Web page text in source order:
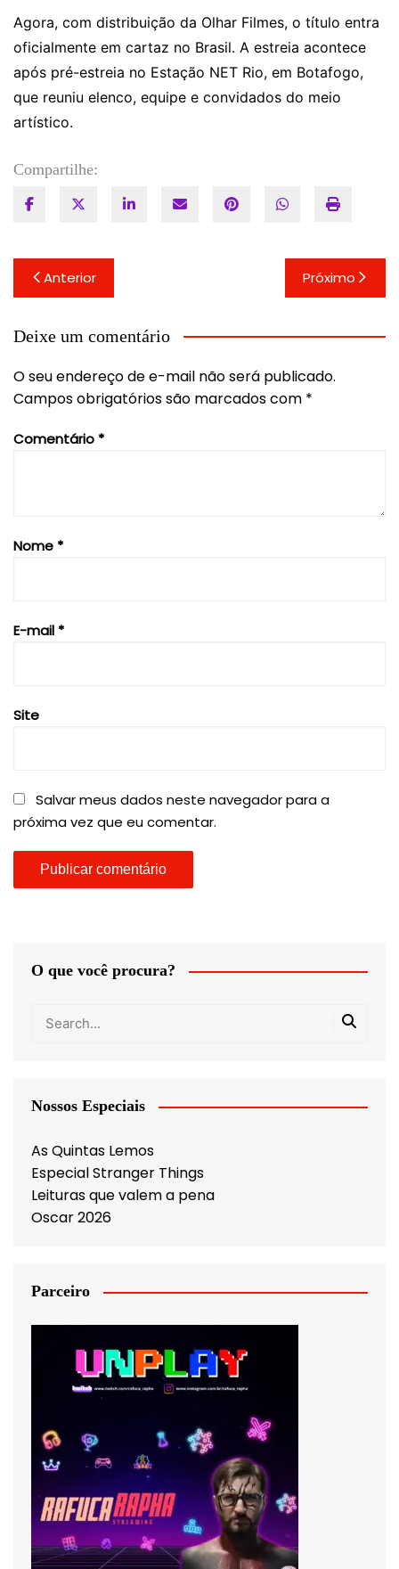
Agora, com distribuição da Olhar Filmes, o título entra
oficialmente em cartaz no Brasil. A estreia acontece
após pré-estreia no Estação NET Rio, em Botafogo,
que reuniu elenco, equipe e convidados do meio
artístico.
Compartilhe:
Navegação
de
Post
Anterior Próximo
Deixe um comentário
O seu endereço de e-mail não será publicado.
Campos obrigatórios são marcados com *
Comentário *
Nome *
E-mail *
Site
Salvar meus dados neste navegador para a
próxima vez que eu comentar.
O que você procura?
Nossos Especiais
As Quintas Lemos
Especial Stranger Things
Leituras que valem a pena
Oscar 2026
Parceiro